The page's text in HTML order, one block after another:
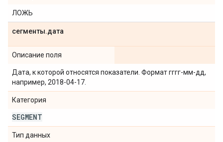
ЛОЖЬ
сегменты.дата
Описание поля
Дата, к которой относятся показатели. Формат гггг-мм-дд,
например, 2018-04-17.
Категория
SEGMENT
Тип данных